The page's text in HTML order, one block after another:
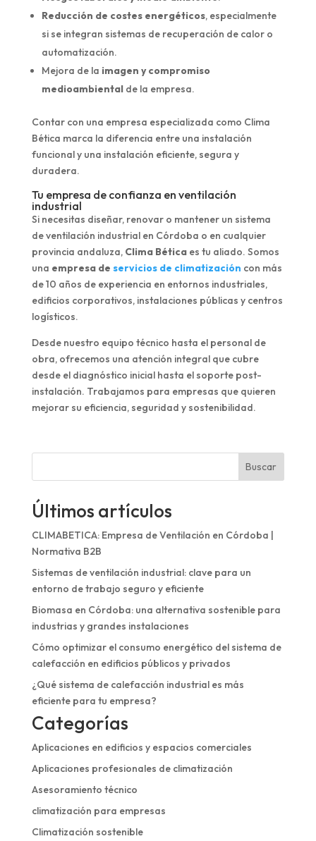
Reducción de costes energéticos, especialmente
si se integran sistemas de recuperación de calor o
automatización.
Mejora de la imagen y compromiso
medioambientalde la empresa.
Contar con una empresa especializada como Clima
Bética marca la diferencia entre una instalación
funcional y una instalación eficiente, segura y
duradera.
Tu empresa de confianza en ventilación
industrial
Si necesitas diseñar, renovar o mantener un sistema
de ventilación industrial en Córdoba o en cualquier
provincia andaluza, Clima Béticaes tu aliado. Somos
una empresa de servicios de climatización con más
de 10 años de experiencia en entornos industriales,
edificios corporativos, instalaciones públicas y centros
logísticos.
Desde nuestro equipo técnico hasta el personal de
obra, ofrecemos una atención integral que cubre
desde el diagnóstico inicial hasta el soporte post-
instalación. Trabajamos para empresas que quieren
mejorar su eficiencia, seguridad y sostenibilidad.
Buscar
Últimos artículos
CLIMABETICA: Empresa de Ventilación en Córdoba |
Normativa B2B
Sistemas de ventilación industrial: clave para un
entorno de trabajo seguro y eficiente
Biomasa en Córdoba: una alternativa sostenible para
industrias y grandes instalaciones
Cómo optimizar el consumo energético del sistema de
calefacción en edificios públicos y privados
¿Qué sistema de calefacción industrial es más
eficiente para tu empresa?
Categorías
Aplicaciones en edificios y espacios comerciales
Aplicaciones profesionales de climatización
Asesoramiento técnico
climatización para empresas
Climatización sostenible